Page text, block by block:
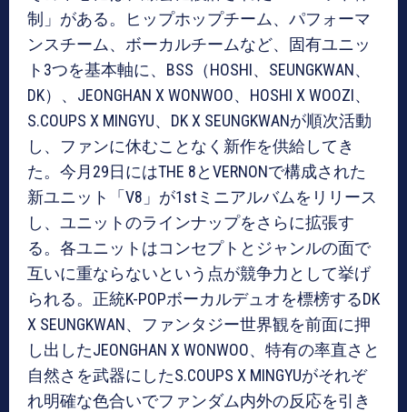
制」がある。ヒップホップチーム、パフォーマ
ンスチーム、ボーカルチームなど、固有ユニッ
ト3つを基本軸に、BSS（HOSHI、SEUNGKWAN、
DK）、JEONGHAN X WONWOO、HOSHI X WOOZI、
S.COUPS X MINGYU、DK X SEUNGKWANが順次活動
し、ファンに休むことなく新作を供給してき
た。今月29日にはTHE 8とVERNONで構成された
新ユニット「V8」が1stミニアルバムをリリース
し、ユニットのラインナップをさらに拡張す
る。各ユニットはコンセプトとジャンルの面で
互いに重ならないという点が競争力として挙げ
られる。正統K-POPボーカルデュオを標榜するDK
X SEUNGKWAN、ファンタジー世界観を前面に押
し出したJEONGHAN X WONWOO、特有の率直さと
自然さを武器にしたS.COUPS X MINGYUがそれぞ
れ明確な色合いでファンダム内外の反応を引き